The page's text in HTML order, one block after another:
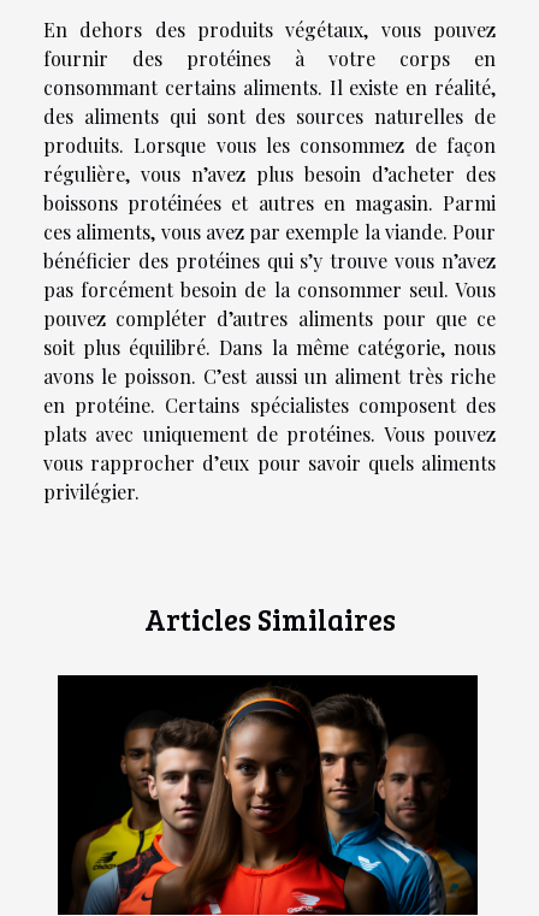
En dehors des produits végétaux, vous pouvez
fournir des protéines à votre corps en
consommant certains aliments. Il existe en réalité,
des aliments qui sont des sources naturelles de
produits. Lorsque vous les consommez de façon
régulière, vous n’avez plus besoin d’acheter des
boissons protéinées et autres en magasin. Parmi
ces aliments, vous avez par exemple la viande. Pour
bénéficier des protéines qui s’y trouve vous n’avez
pas forcément besoin de la consommer seul. Vous
pouvez compléter d’autres aliments pour que ce
soit plus équilibré. Dans la même catégorie, nous
avons le poisson. C’est aussi un aliment très riche
en protéine. Certains spécialistes composent des
plats avec uniquement de protéines. Vous pouvez
vous rapprocher d’eux pour savoir quels aliments
privilégier.
Articles Similaires